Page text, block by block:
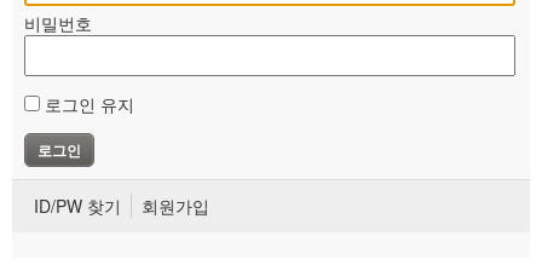
비밀번호
로그인 유지
ID/PW 찾기 회원가입